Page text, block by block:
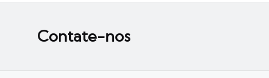
Contate-nos